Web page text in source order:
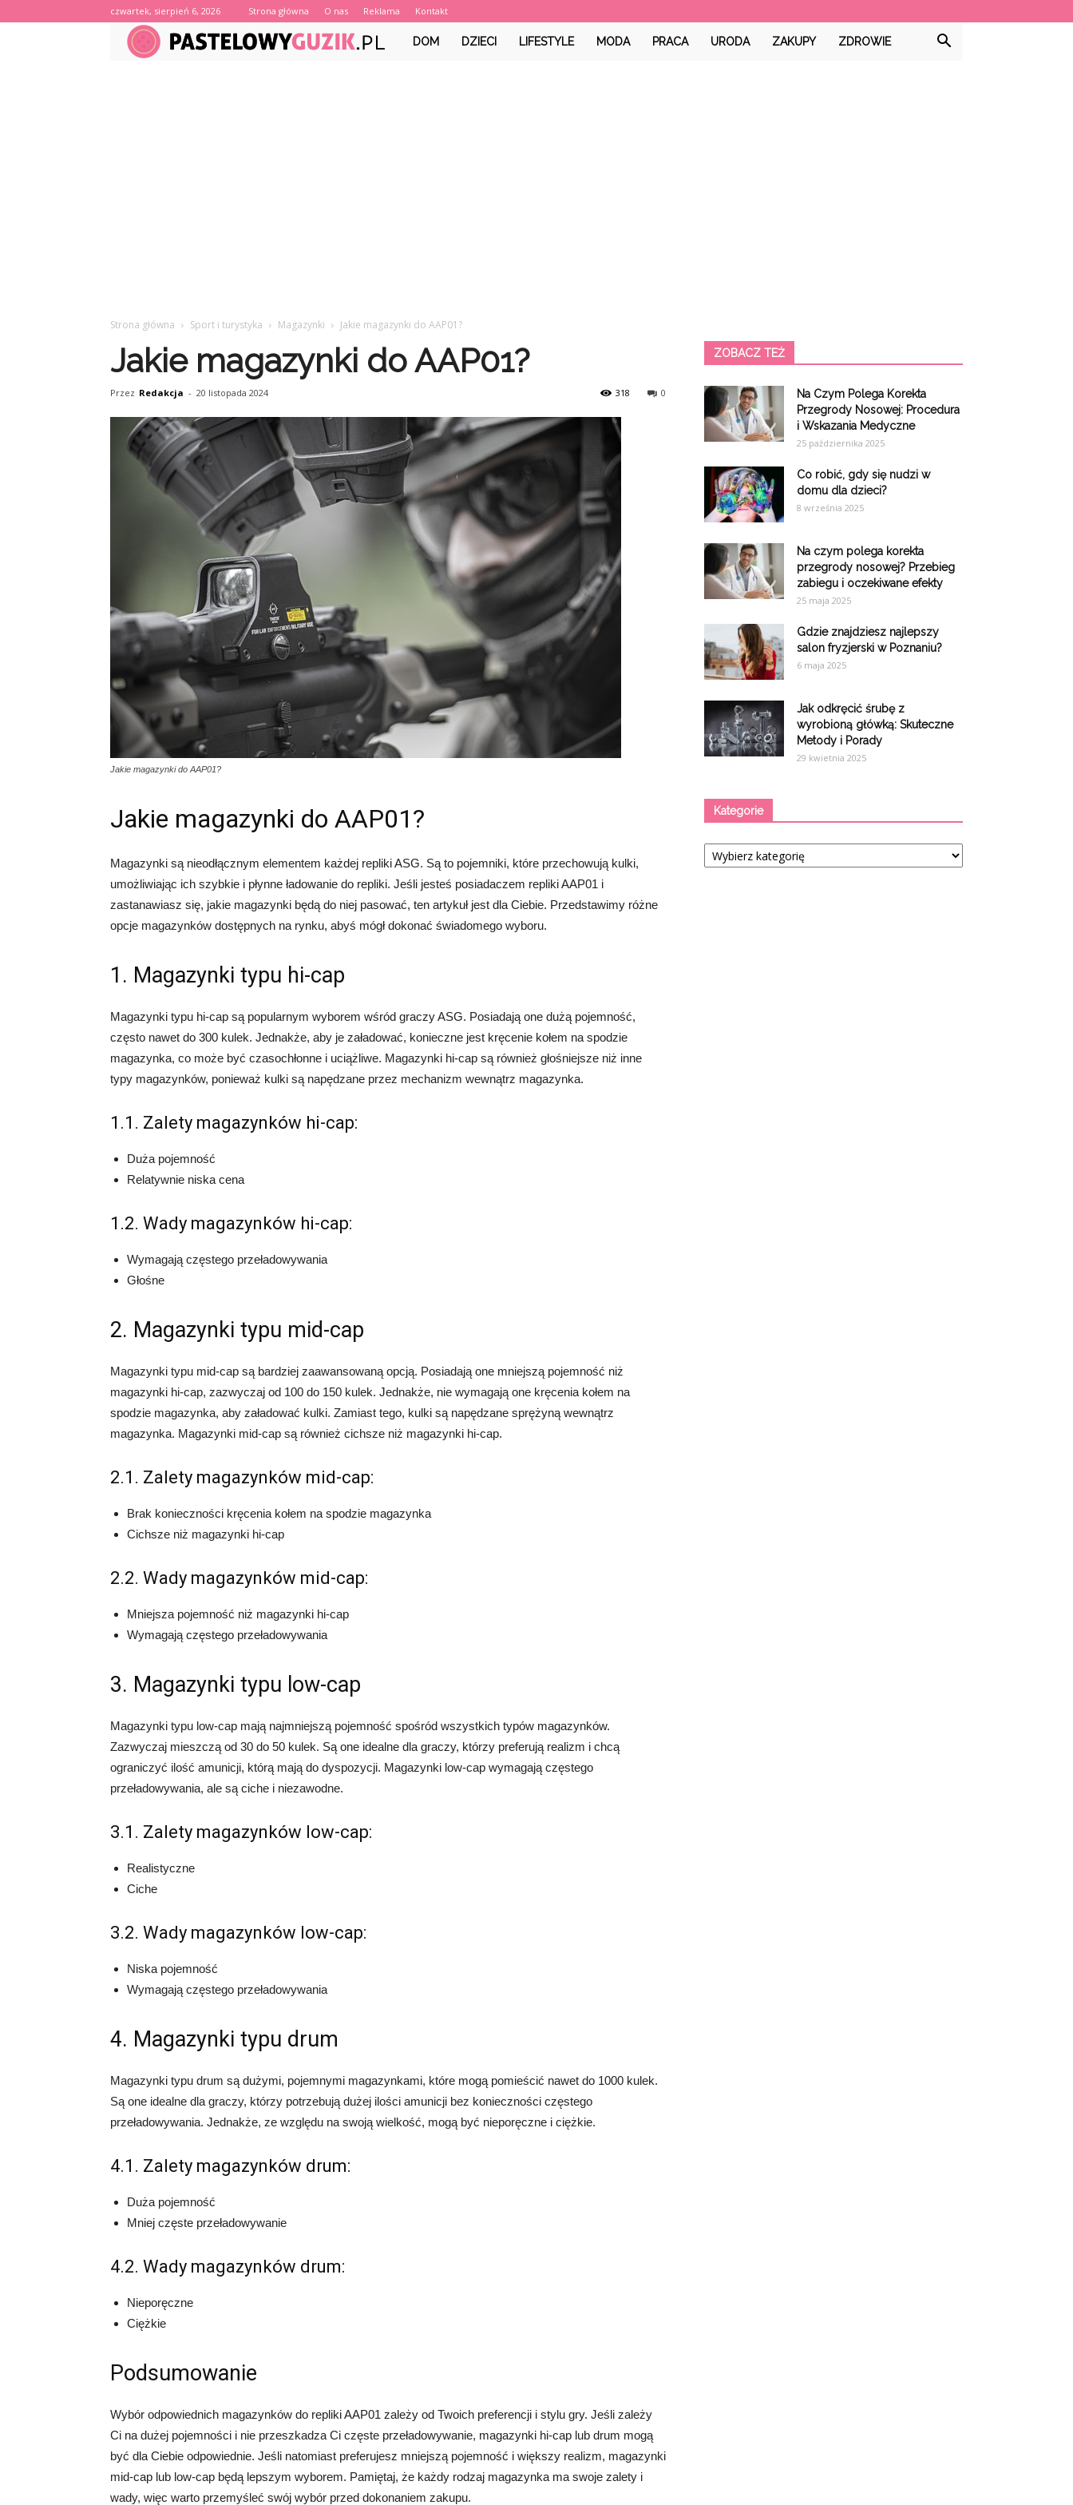
czwartek, sierpień 6, 2026 Strona główna O nas Reklama Kontakt
PastelowyGuzik.pl
DOM DZIECI LIFESTYLE MODA PRACA URODA ZAKUPY ZDROWIE
Strona główna Sport i turystyka Magazynki Jakie magazynki do AAP01?
Jakie magazynki do AAP01?
Przez Redakcja - 20 listopada 2024 0
318
Jakie magazynki do AAP01?
Jakie magazynki do AAP01?
Magazynki są nieodłącznym elementem każdej repliki ASG. Są to pojemniki, które przechowują kulki,
umożliwiając ich szybkie i płynne ładowanie do repliki. Jeśli jesteś posiadaczem repliki AAP01 i
zastanawiasz się, jakie magazynki będą do niej pasować, ten artykuł jest dla Ciebie. Przedstawimy różne
opcje magazynków dostępnych na rynku, abyś mógł dokonać świadomego wyboru.
1. Magazynki typu hi-cap
Magazynki typu hi-cap są popularnym wyborem wśród graczy ASG. Posiadają one dużą pojemność,
często nawet do 300 kulek. Jednakże, aby je załadować, konieczne jest kręcenie kołem na spodzie
magazynka, co może być czasochłonne i uciążliwe. Magazynki hi-cap są również głośniejsze niż inne
typy magazynków, ponieważ kulki są napędzane przez mechanizm wewnątrz magazynka.
1.1. Zalety magazynków hi-cap:
Duża pojemność
Relatywnie niska cena
1.2. Wady magazynków hi-cap:
Wymagają częstego przeładowywania
Głośne
2. Magazynki typu mid-cap
Magazynki typu mid-cap są bardziej zaawansowaną opcją. Posiadają one mniejszą pojemność niż
magazynki hi-cap, zazwyczaj od 100 do 150 kulek. Jednakże, nie wymagają one kręcenia kołem na
spodzie magazynka, aby załadować kulki. Zamiast tego, kulki są napędzane sprężyną wewnątrz
magazynka. Magazynki mid-cap są również cichsze niż magazynki hi-cap.
2.1. Zalety magazynków mid-cap:
Brak konieczności kręcenia kołem na spodzie magazynka
Cichsze niż magazynki hi-cap
2.2. Wady magazynków mid-cap:
Mniejsza pojemność niż magazynki hi-cap
Wymagają częstego przeładowywania
3. Magazynki typu low-cap
Magazynki typu low-cap mają najmniejszą pojemność spośród wszystkich typów magazynków.
Zazwyczaj mieszczą od 30 do 50 kulek. Są one idealne dla graczy, którzy preferują realizm i chcą
ograniczyć ilość amunicji, którą mają do dyspozycji. Magazynki low-cap wymagają częstego
przeładowywania, ale są ciche i niezawodne.
3.1. Zalety magazynków low-cap:
Realistyczne
Ciche
3.2. Wady magazynków low-cap:
Niska pojemność
Wymagają częstego przeładowywania
4. Magazynki typu drum
Magazynki typu drum są dużymi, pojemnymi magazynkami, które mogą pomieścić nawet do 1000 kulek.
Są one idealne dla graczy, którzy potrzebują dużej ilości amunicji bez konieczności częstego
przeładowywania. Jednakże, ze względu na swoją wielkość, mogą być nieporęczne i ciężkie.
4.1. Zalety magazynków drum:
Duża pojemność
Mniej częste przeładowywanie
4.2. Wady magazynków drum:
Nieporęczne
Ciężkie
Podsumowanie
Wybór odpowiednich magazynków do repliki AAP01 zależy od Twoich preferencji i stylu gry. Jeśli zależy
Ci na dużej pojemności i nie przeszkadza Ci częste przeładowywanie, magazynki hi-cap lub drum mogą
być dla Ciebie odpowiednie. Jeśli natomiast preferujesz mniejszą pojemność i większy realizm, magazynki
mid-cap lub low-cap będą lepszym wyborem. Pamiętaj, że każdy rodzaj magazynka ma swoje zalety i
wady, więc warto przemyśleć swój wybór przed dokonaniem zakupu.
ZOBACZ TEŻ
Na Czym Polega Korekta
Przegrody Nosowej: Procedura
i Wskazania Medyczne
25 października 2025
Co robić, gdy się nudzi w
domu dla dzieci?
8 września 2025
Na czym polega korekta
przegrody nosowej? Przebieg
zabiegu i oczekiwane efekty
25 maja 2025
Gdzie znajdziesz najlepszy
salon fryzjerski w Poznaniu?
6 maja 2025
Jak odkręcić śrubę z
wyrobioną główką: Skuteczne
Metody i Porady
29 kwietnia 2025
Kategorie
Kategorie